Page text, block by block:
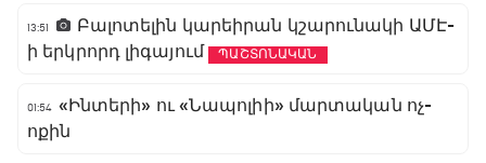
13:51
Բալոտելին կարեիրան կշարունակի ԱՄԷ-
ի երկրորդ լիգայում
ՊԱՇՏՈՆԱԿԱՆ
01:54 «Ինտերի» ու «Նապոլիի» մարտական ոչ-
ոքին